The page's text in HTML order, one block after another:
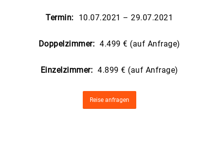
Termin: 10.07.2021 – 29.07.2021
Doppelzimmer: 4.499 € (auf Anfrage)
Einzelzimmer: 4.899 € (auf Anfrage)
Reise anfragen